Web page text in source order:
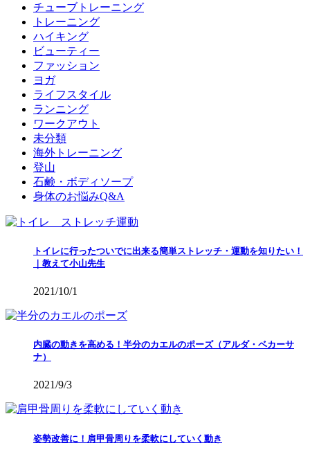
チューブトレーニング
トレーニング
ハイキング
ビューティー
ファッション
ヨガ
ライフスタイル
ランニング
ワークアウト
未分類
海外トレーニング
登山
石鹸・ボディソープ
身体のお悩みQ&A
トイレに行ったついでに出来る簡単ストレッチ・運動を知りたい！
｜教えて小山先生
2021/10/1
内臓の動きを高める！半分のカエルのポーズ（アルダ・ベカーサ
ナ）
2021/9/3
姿勢改善に！肩甲骨周りを柔軟にしていく動き